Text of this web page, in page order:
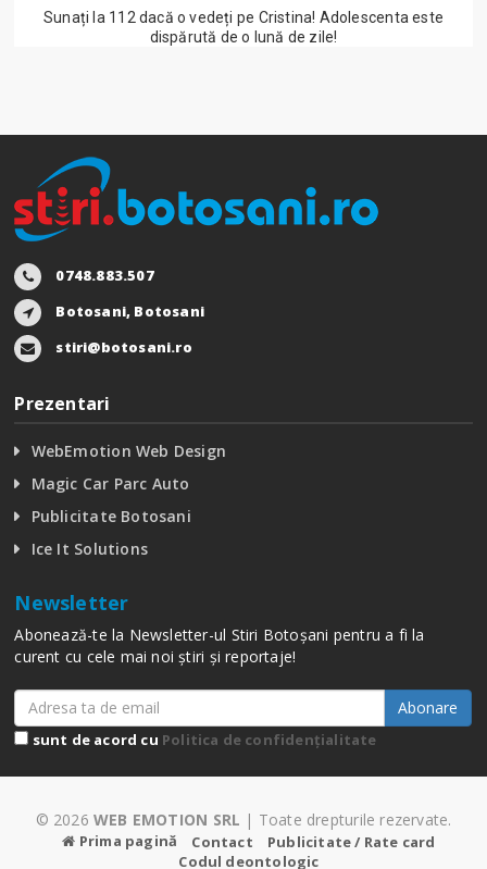
Sunați la 112 dacă o vedeți pe Cristina! Adolescenta este
dispărută de o lună de zile!
0748.883.507
Botosani, Botosani
stiri@botosani.ro
Prezentari
WebEmotion Web Design
Magic Car Parc Auto
Publicitate Botosani
Ice It Solutions
Newsletter
Abonează-te la Newsletter-ul Stiri Botoșani pentru a fi la
curent cu cele mai noi știri și reportaje!
Abonare
sunt de acord cu Politica de confidențialitate
© 2026 WEB EMOTION SRL | Toate drepturile rezervate.
Prima pagină Contact
Publicitate / Rate card
Codul deontologic